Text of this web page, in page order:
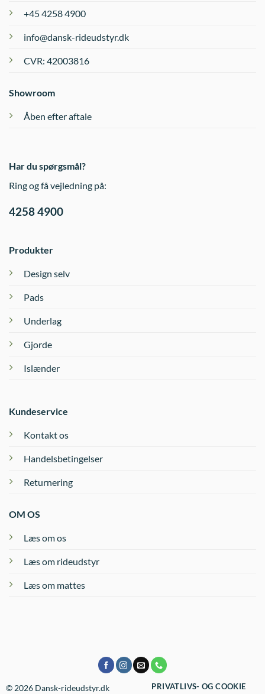
+45 4258 4900
info@dansk-rideudstyr.dk
CVR: 42003816
Showroom
Åben efter aftale
Produkter
Design selv
Pads
Underlag
Gjorde
Islænder
Kundeservice
Kontakt os
Handelsbetingelser
Returnering
OM OS
Læs om os
Læs om rideudstyr
Læs om mattes
Har du spørgsmål?
Ring og få vejledning på:
4258 4900
© 2026 Dansk-rideudstyr.dk
PRIVATLIVS- OG COOKIE